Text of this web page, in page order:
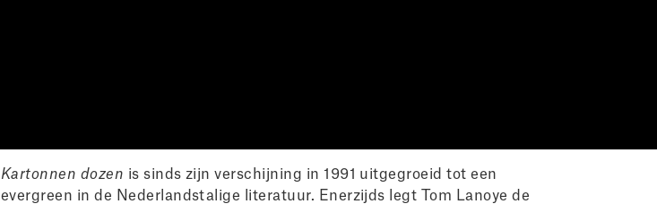
Kartonnen dozen is sinds zijn verschijning in 1991 uitgegroeid tot een
evergreen in de Nederlandstalige literatuur. Enerzijds legt Tom Lanoye de